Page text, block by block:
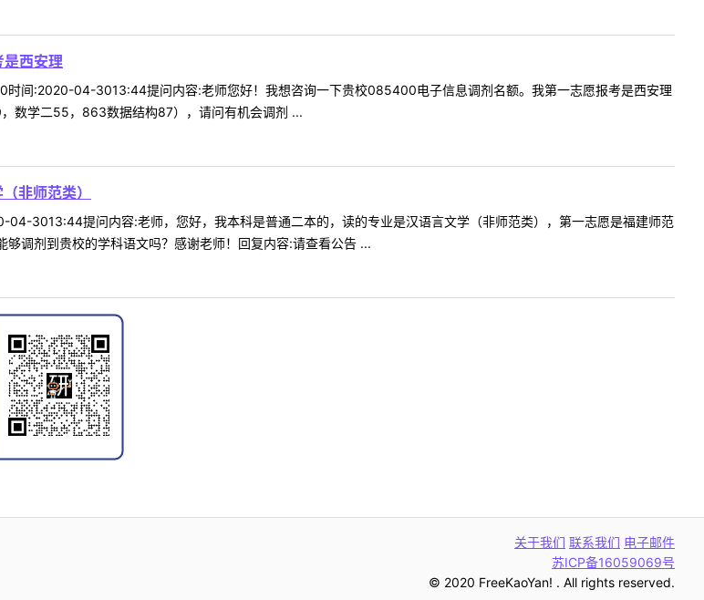
西安理
间:2020-04-3013:44提问内容:老师您好！我想咨询一下贵校085400电子信息调剂名额。我第一志愿报考是西安理
数学二55，863数据结构87），请问有机会调剂 ...
非师范类）
3013:44提问内容:老师，您好，我本科是普通二本的，读的专业是汉语言文学（非师范类），第一志愿是福建师范
调剂到贵校的学科语文吗？感谢老师！回复内容:请查看公告 ...
关于我们 联系我们 电子邮件
苏ICP备16059069号
© 2020 FreeKaoYan! . All rights reserved.